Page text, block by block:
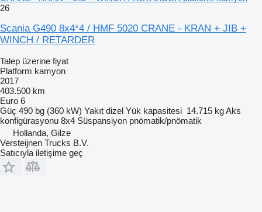
26
Scania G490 8x4*4 / HMF 5020 CRANE - KRAN + JIB +
WINCH / RETARDER
Talep üzerine fiyat
Platform kamyon
2017
403.500 km
Euro 6
Güç 490 bg (360 kW) Yakıt dizel Yük kapasitesi 14.715 kgAks
konfigürasyonu 8x4 Süspansiyon pnömatik/pnömatik
Hollanda, Gilze
Versteijnen Trucks B.V.
Satıcıyla iletişime geç